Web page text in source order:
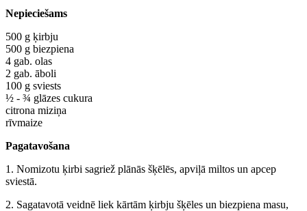
Nepieciešams
500 g ķirbju
500 g biezpiena
4 gab. olas
2 gab. āboli
100 g sviests
½ - ¾ glāzes cukura
citrona miziņa
rīvmaize
Pagatavošana
1. Nomizotu ķirbi sagriež plānās šķēlēs, apviļā miltos un apcep
sviestā.
2. Sagatavotā veidnē liek kārtām ķirbju šķēles un biezpiena masu,